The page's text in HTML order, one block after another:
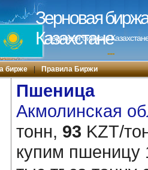
Зерновая
Казахстане
Зерновая биржа в
---
бирже | Правила Биржи
Пшеница
Акмолинская
тонн, 93 KZT/
купим пшеницу